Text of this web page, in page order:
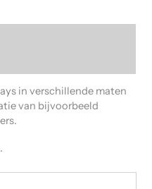
in verschillende maten
van bijvoorbeeld